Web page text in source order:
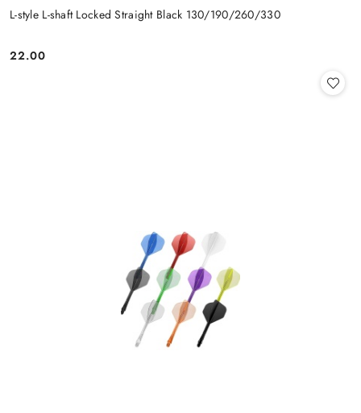
L-style L-shaft Locked Straight Black 130/190/260/330
Cena:
22.00